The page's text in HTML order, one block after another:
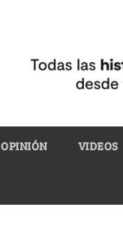
OPINIÓN VIDEOS